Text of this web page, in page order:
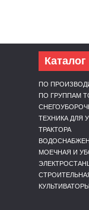
ПО
ПО ГРУППАМ
ТЕХНИКА ДЛЯ
ТРАКТОРА
МОЕЧНАЯ И